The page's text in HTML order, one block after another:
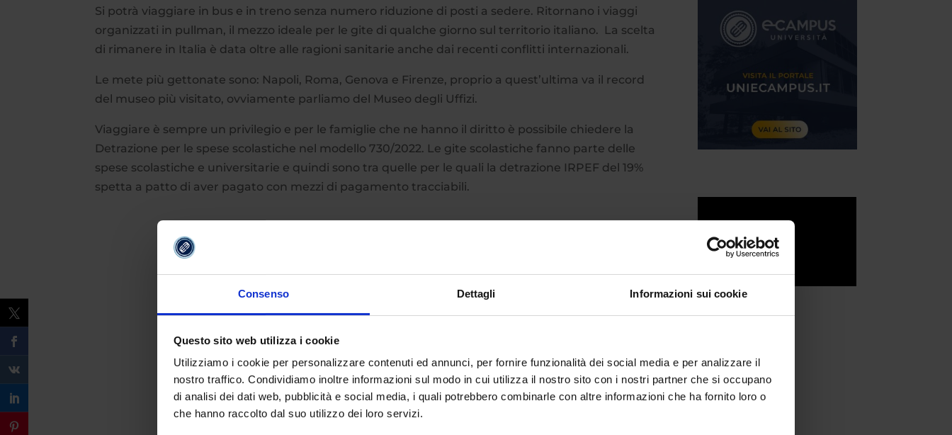
Consenso Dettagli Informazioni sui cookie
Questo sito web utilizza i cookie
Utilizziamo i cookie per personalizzare contenuti ed annunci, per fornire funzionalità dei social media e per analizzare il
nostro traffico. Condividiamo inoltre informazioni sul modo in cui utilizza il nostro sito con i nostri partner che si occupano
di analisi dei dati web, pubblicità e social media, i quali potrebbero combinarle con altre informazioni che ha fornito loro o
che hanno raccolto dal suo utilizzo dei loro servizi.
Si potrà viaggiare in bus e in treno senza numero riduzione di posti a sedere. Ritornano i viaggi
organizzati in pullman, il mezzo ideale per le gite di qualche giorno sul territorio italiano. La scelta
di rimanere in Italia è data oltre alle ragioni sanitarie anche dai recenti conflitti internazionali.
Le mete più gettonate sono: Napoli, Roma, Genova e Firenze, proprio a quest’ultima va il record
del museo più visitato, ovviamente parliamo del Museo degli Uffizi.
Viaggiare è sempre un privilegio e per le famiglie che ne hanno il diritto è possibile chiedere la
Detrazione per le spese scolastiche nel modello 730/2022. Le gite scolastiche fanno parte delle
spese scolastiche e universitarie e quindi sono tra quelle per le quali la detrazione IRPEF del 19%
spetta a patto di aver pagato con mezzi di pagamento tracciabili.